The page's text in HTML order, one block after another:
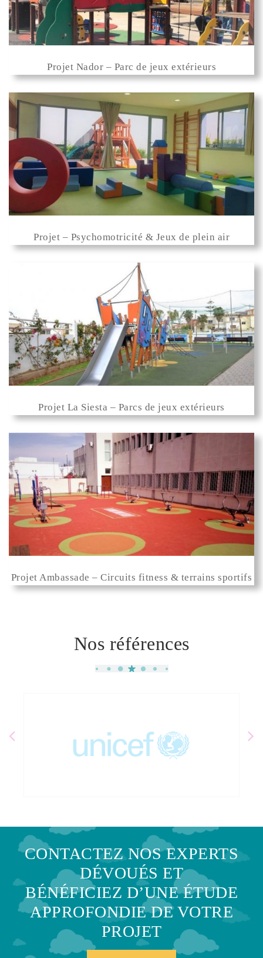
Projet Nador – Parc de jeux extérieurs
Projet – Psychomotricité & Jeux de plein air
Projet La Siesta – Parcs de jeux extérieurs
Projet Ambassade – Circuits fitness & terrains sportifs
Nos références
CONTACTEZ NOS EXPERTS
DÉVOUÉS ET
BÉNÉFICIEZ D’UNE ÉTUDE
APPROFONDIE DE VOTRE
PROJET